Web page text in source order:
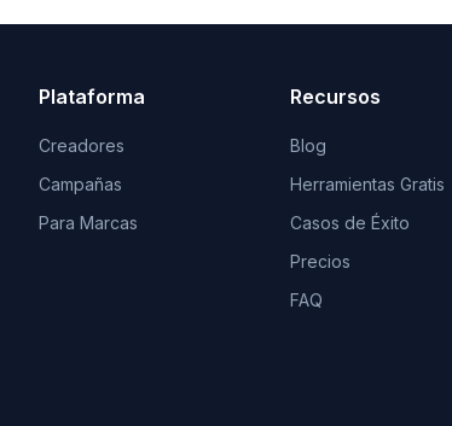
Plataforma
Creadores
Campañas
Para Marcas
Recursos
Blog
Herramientas Gratis
Casos de Éxito
Precios
FAQ